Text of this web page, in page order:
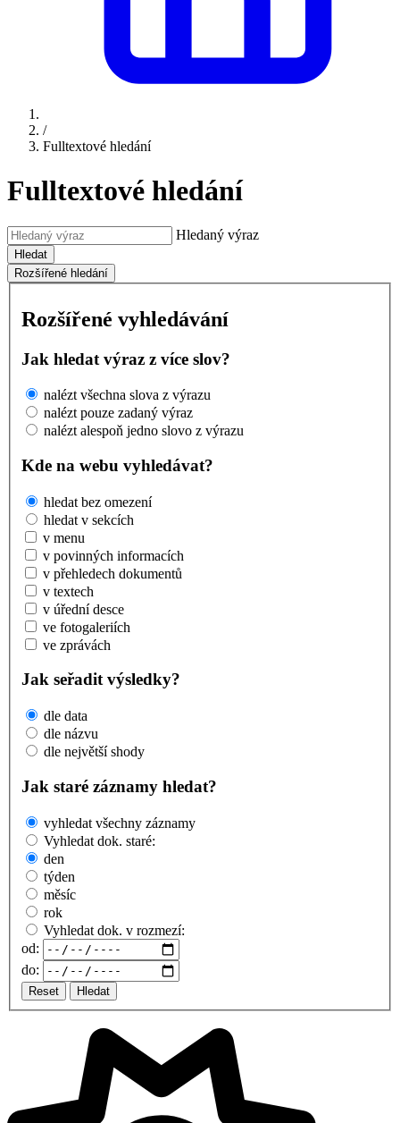
/
Fulltextové hledání
Fulltextové hledání
Hledaný výraz
Hledat
Rozšířené hledání
Rozšířené vyhledávání
Jak hledat výraz z více slov?
nalézt všechna slova z výrazu
nalézt pouze zadaný výraz
nalézt alespoň jedno slovo z výrazu
Kde na webu vyhledávat?
hledat bez omezení
hledat v sekcích
v menu
v povinných informacích
v přehledech dokumentů
v textech
v úřední desce
ve fotogaleriích
ve zprávách
Jak seřadit výsledky?
dle data
dle názvu
dle největší shody
Jak staré záznamy hledat?
vyhledat všechny záznamy
Vyhledat dok. staré:
den
týden
měsíc
rok
Vyhledat dok. v rozmezí:
od:
do:
Reset Hledat